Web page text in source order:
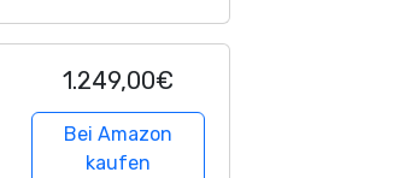
1.249,00€
Bei Amazon
kaufen